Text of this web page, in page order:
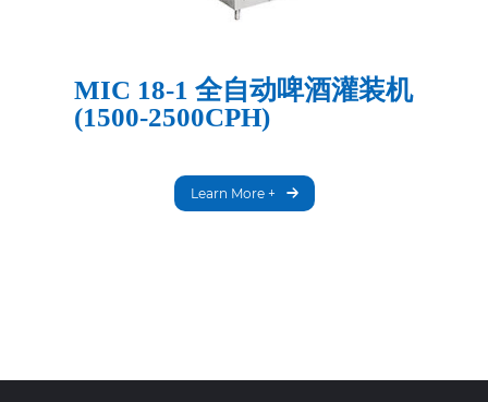
MIC 18-1 全自动啤酒灌装机
(1500-2500CPH)
Learn More +